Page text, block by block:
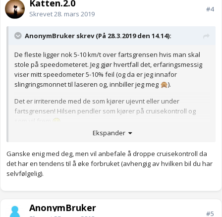
Katten.2.0
Skrevet28. mars 2019
#4
AnonymBruker skrev (På 28.3.2019 den 14.14):
De fleste ligger nok 5-10 km/t over fartsgrensen hvis man skal
stole på speedometeret. Jeg gjør hvertfall det, erfaringsmessig
viser mitt speedometer 5-10% feil (og da er jeg innafor
slingringsmonnet til laseren og, innbiller jeg meg 🙊).
Det er irriterende med de som kjører ujevnt eller under
fartsgrensen! Hilsen pendler som kjører på cruisekontroll og
som vil frem
Ekspander
Ganske enig med deg, men vil anbefale å droppe cruisekontroll da
det har en tendens til å øke forbruket (avhengig av hvilken bil du har
selvfølgelig).
AnonymBruker #5